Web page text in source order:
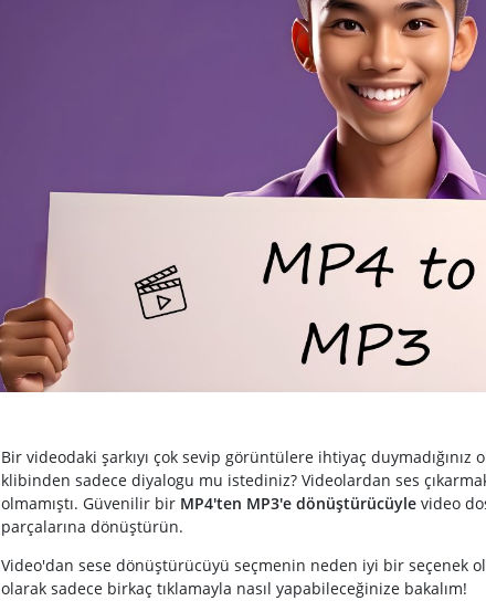
Bir videodaki şarkıyı çok sevip görüntülere ihtiyaç duymadığınız
klibinden sadece diyalogu mu istediniz? Videolardan ses
olmamıştı. Güvenilir bir MP4'ten MP3'e dönüştürücüylevideo
parçalarına dönüştürün.
Video'dan sese dönüştürücüyü seçmenin neden iyi bir seçenek
olarak sadece birkaç tıklamayla nasıl yapabileceğinize bakalım!